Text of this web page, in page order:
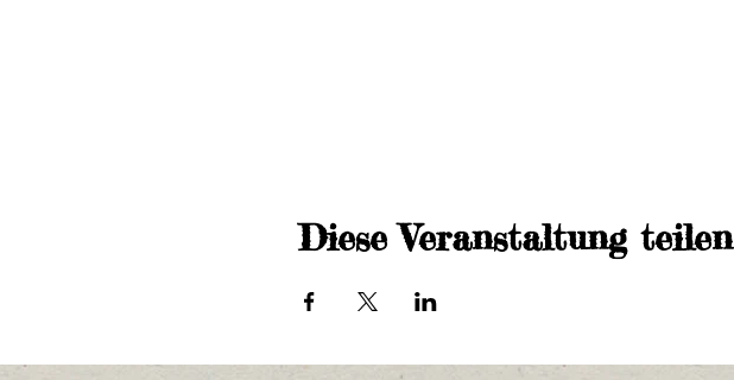
Diese Veranstaltung teilen